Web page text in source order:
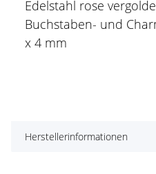
Edelstahl rose
Buchstaben- und
x 4 mm
Herstellerinformationen